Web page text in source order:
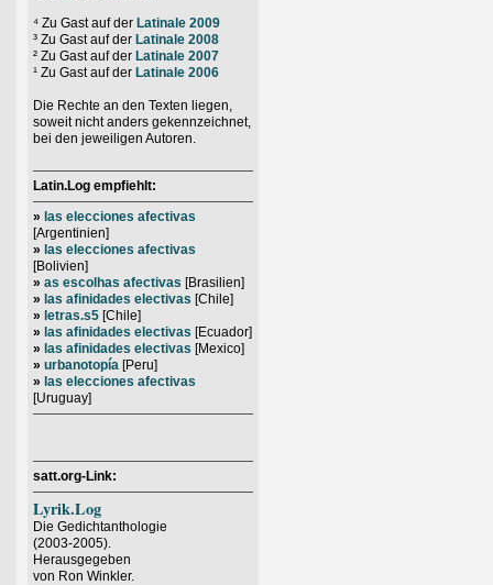
⁴ Zu Gast auf der Latinale 2009
³ Zu Gast auf der Latinale 2008
² Zu Gast auf der Latinale 2007
¹ Zu Gast auf der Latinale 2006
Die Rechte an den Texten liegen,
soweit nicht anders gekennzeichnet,
bei den jeweiligen Autoren.
Latin.Log empfiehlt:
» las elecciones afectivas
[Argentinien]
» las elecciones afectivas
[Bolivien]
» as escolhas afectivas [Brasilien]
» las afinidades electivas [Chile]
» letras.s5 [Chile]
» las afinidades electivas [Ecuador]
» las afinidades electivas [Mexico]
» urbanotopía [Peru]
» las elecciones afectivas
[Uruguay]
satt.org-Link:
Lyrik.Log
Die Gedichtanthologie
(2003-2005).
Herausgegeben
von Ron Winkler.